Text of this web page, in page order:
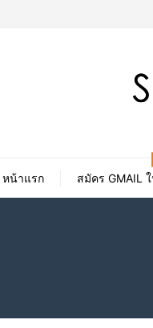
หน้าแรก สมัคร GMAIL